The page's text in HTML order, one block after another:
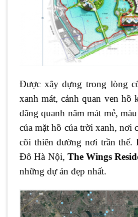
Được xây dựng trong lòng
xanh mát, cảnh quan ven hồ
đãng quanh năm mát mẻ,
của mặt hồ của trời xanh, nơi
cõi thiên đường nơi trần thế.
Đô Hà Nội, The Wings
những dự án đẹp nhất.